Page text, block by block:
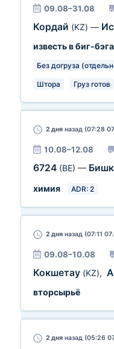
09.08–31.08
Кордай (KZ) —
известь в биг-
Без догруза
Штора Груз готов
2 дня назад (07:28
10.08–12.08
6724 (BE) —
химия
ADR: 2
2 дня назад (07:11
09.08–10.08
Кокшетау (KZ),
вторсырьё
2 дня назад (05:26